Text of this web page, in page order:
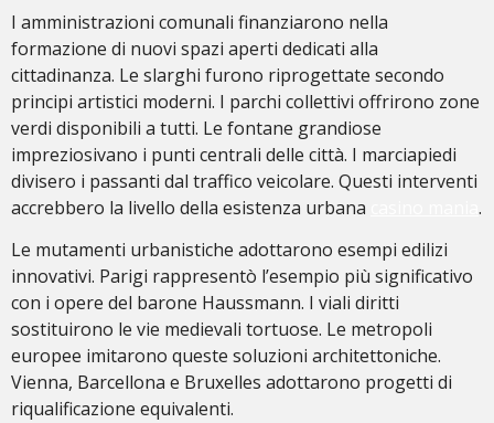
I amministrazioni comunali finanziarono nella
formazione di nuovi spazi aperti dedicati alla
cittadinanza. Le slarghi furono riprogettate secondo
principi artistici moderni. I parchi collettivi offrirono zone
verdi disponibili a tutti. Le fontane grandiose
impreziosivano i punti centrali delle città. I marciapiedi
divisero i passanti dal traffico veicolare. Questi interventi
accrebbero la livello della esistenza urbana
.
Le mutamenti urbanistiche adottarono esempi edilizi
innovativi. Parigi rappresentò l’esempio più significativo
con i opere del barone Haussmann. I viali diritti
sostituirono le vie medievali tortuose. Le metropoli
europee imitarono queste soluzioni architettoniche.
Vienna, Barcellona e Bruxelles adottarono progetti di
riqualificazione equivalenti.